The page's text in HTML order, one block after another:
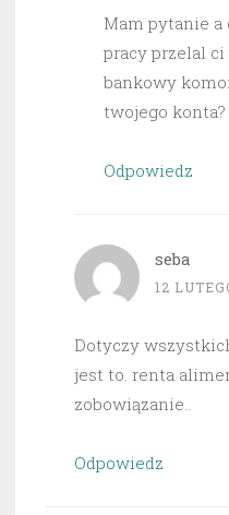
Mam pytanie a
pracy przelal
bankowy
twojego konta?
Odpowiedz
seba
12
Dotyczy
jest to. renta
zobowiązanie..
Odpowiedz